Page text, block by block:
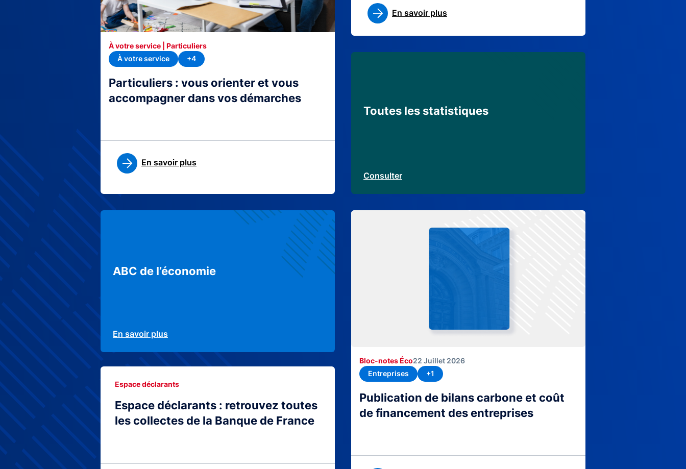
Particuliers : vous orienter et vous
accompagner dans vos démarches
À votre service | Particuliers
À votre service
+4
En savoir plus
En savoir plus
Toutes les statistiques
Consulter
Publication de bilans carbone et coût
de financement des entreprises
Bloc-notes Éco22 Juillet 2026
Entreprises
+1
ABC de l’économie
En savoir plus
Espace déclarants : retrouvez toutes
les collectes de la Banque de France
Espace déclarants